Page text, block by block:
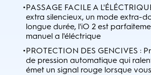
•PASSAGE FACILE A
extra silencieux, un mode extra-
longue durée, l'iO 2 est
manuel a l'éléctrique
•PROTECTION DES GENCIVES :
de pression automatique qui
émet un signal rouge lorsque